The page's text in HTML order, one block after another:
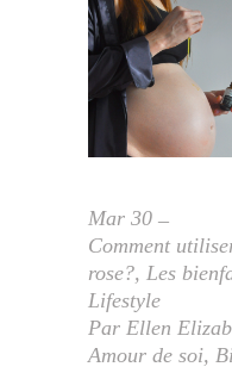
Mar 30
Comment
rose?, Les
Lifestyle
Par Ellen
Amour de soi,